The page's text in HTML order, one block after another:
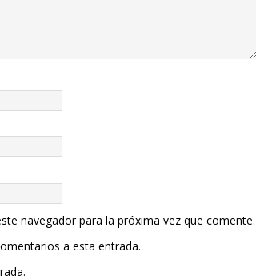
navegador para la próxima vez que comente.
a esta entrada.